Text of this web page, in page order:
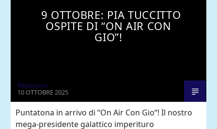
9 OTTOBRE: PIA TUCCITTO
OSPITE DI “ON AIR CON
GIO”!
Redazione
10 OTTOBRE 2025
Puntatona in arrivo di “On Air Con Gio“! Il nostro
mega-presidente galattico imperituro